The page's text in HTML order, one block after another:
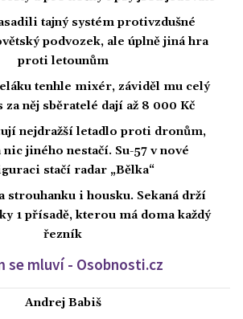
tajný systém protivzdušné
podvozek, ale úplně jiná hra
proti letounům
tenhle mixér, záviděl mu celý
za něj sběratelé dají až 8 000 Kč
nejdražší letadlo proti dronům,
jiného nestačí. Su-57 v nové
stačí radar „Bělka“
strouhanku i housku. Sekaná drží
1 přísadě, kterou má doma každý
řezník
se mluví - Osobnosti.cz
Andrej Babiš